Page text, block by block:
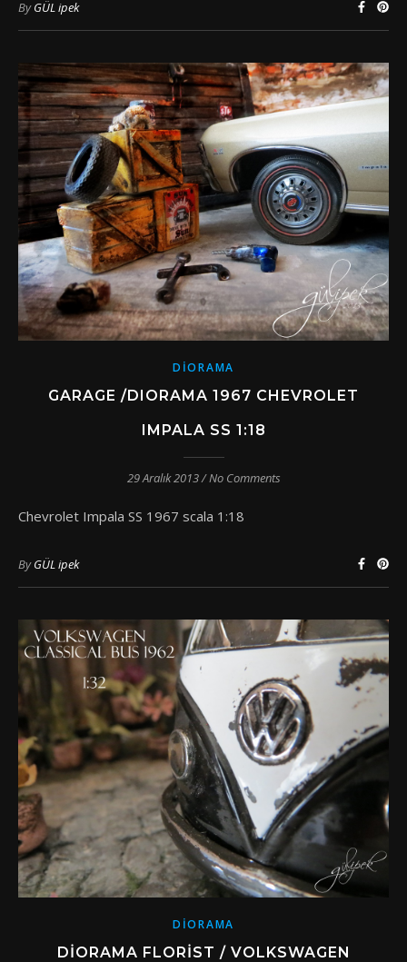
ByGÜL ipek
DIORAMA
GARAGE /DIORAMA 1967 CHEVROLET
IMPALA SS 1:18
29 Aralık 2013/No Comments
Chevrolet Impala SS 1967 scala 1:18
ByGÜL ipek
DIORAMA
DIORAMA FLORIST / VOLKSWAGEN